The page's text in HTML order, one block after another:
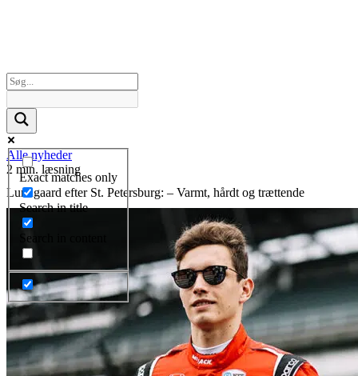
Exact matches only
Search in title
Search in content
Alle nyheder
2 min. læsning
Lundgaard efter St. Petersburg: – Varmt, hårdt og trættende